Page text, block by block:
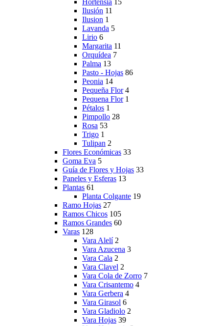
Hortensia 15
Ilusión 11
Ilusion 1
Lavanda 5
Lirio 6
Margarita 11
Orquídea 7
Palma 13
Pasto - Hojas 86
Peonia 14
Pequeña Flor 4
Pequena Flor 1
Pétalos 1
Pimpollo 28
Rosa 53
Trigo 1
Tulipan 2
Flores Económicas 33
Goma Eva 5
Guía de Flores y Hojas 33
Paneles y Esferas 13
Plantas 61
Planta Colgante 19
Ramo Hojas 27
Ramos Chicos 105
Ramos Grandes 60
Varas 128
Vara Alelí 2
Vara Azucena 3
Vara Cala 2
Vara Clavel 2
Vara Cola de Zorro 7
Vara Crisantemo 4
Vara Gerbera 4
Vara Girasol 6
Vara Gladiolo 2
Vara Hojas 39